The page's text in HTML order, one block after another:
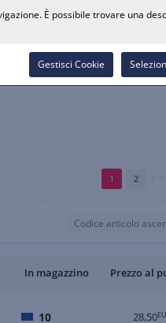
Carriera Lista dei
1 2
Codice articolo
In magazzino Prezzo al
10 28,50
È possibile trovare una
Gestisci Cookie